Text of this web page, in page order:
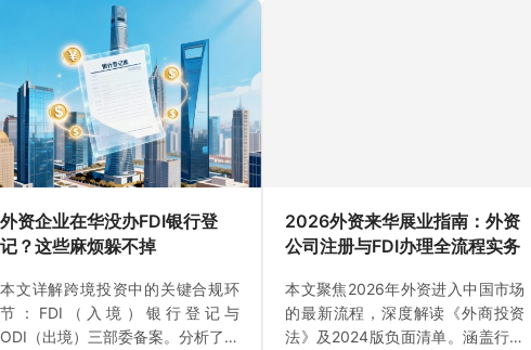
外资企业在华没办FDI银行登
记？这些麻烦躲不掉
本文详解跨境投资中的关键合规环
节：FDI（入境）银行登记与
ODI（出境）三部委备案。分析了不
2026外资来华展业指南：外资
公司注册与FDI办理全流程实务
本文聚焦2026年外资进入中国市场
的最新流程，深度解读《外商投资
法》及2024版负面清单。涵盖行业